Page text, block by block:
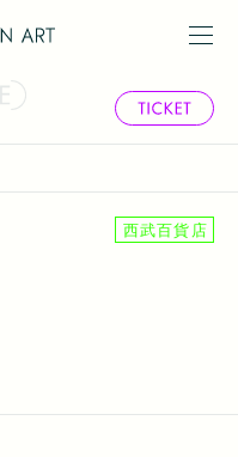
西武百貨店